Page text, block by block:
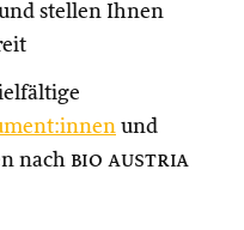
stellen Ihnen
und
nach bio austria